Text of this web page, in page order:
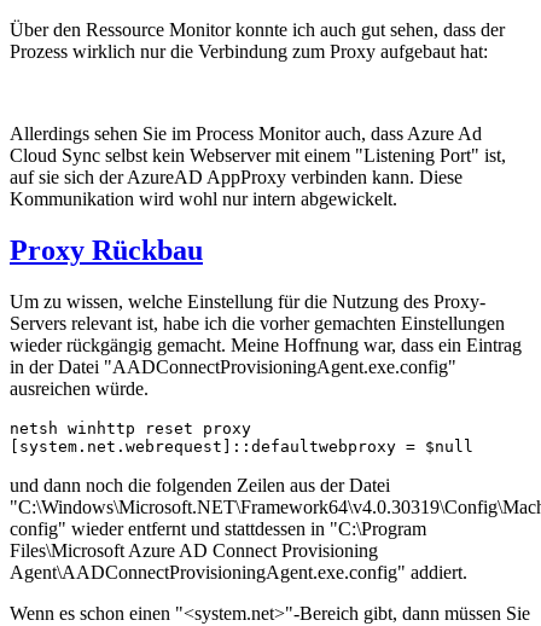
Über den Ressource Monitor konnte ich auch gut sehen, dass der
Prozess wirklich nur die Verbindung zum Proxy aufgebaut hat:
Allerdings sehen Sie im Process Monitor auch, dass Azure Ad
Cloud Sync selbst kein Webserver mit einem "Listening Port" ist,
auf sie sich der AzureAD AppProxy verbinden kann. Diese
Kommunikation wird wohl nur intern abgewickelt.
Proxy Rückbau
Um zu wissen, welche Einstellung für die Nutzung des Proxy-
Servers relevant ist, habe ich die vorher gemachten Einstellungen
wieder rückgängig gemacht. Meine Hoffnung war, dass ein Eintrag
in der Datei "AADConnectProvisioningAgent.exe.config"
ausreichen würde.
netsh winhttp reset proxy
[system.net.webrequest]::defaultwebproxy = $null
und dann noch die folgenden Zeilen aus der Datei
config" wieder entfernt und stattdessen in "C:\Program
Files\Microsoft Azure AD Connect Provisioning
Agent\AADConnectProvisioningAgent.exe.config" addiert.
Wenn es schon einen "<system.net>"-Bereich gibt, dann müssen Sie